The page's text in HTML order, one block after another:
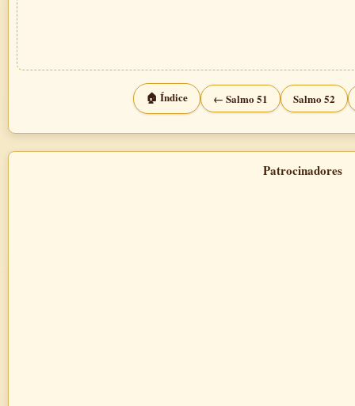
🏠 Índice ← Salmo 51 Salmo 52
Patrocinadores